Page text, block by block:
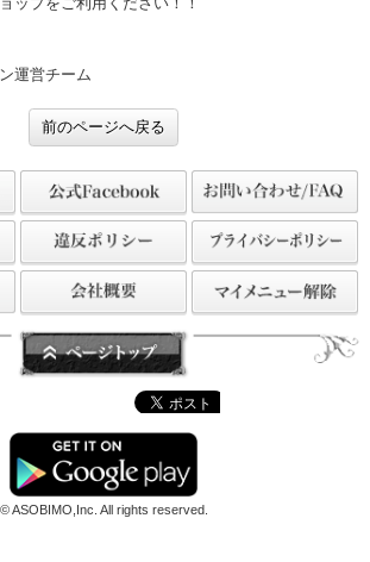
ち、いずれか1つがランダムでプレゼントされ
を手に入れるチャンス！
ョップをご利用ください！！
ン運営チーム
前のページへ戻る